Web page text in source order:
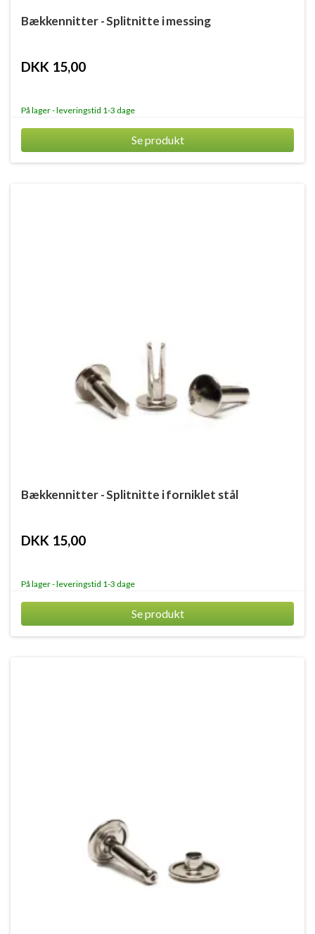
Bækkennitter - Splitnitte i messing
DKK 15,00
På lager - leveringstid 1-3 dage
Se produkt
Bækkennitter - Splitnitte i forniklet stål
DKK 15,00
På lager - leveringstid 1-3 dage
Se produkt